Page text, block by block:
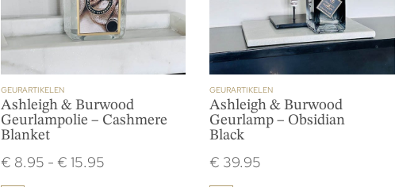
GEURARTIKELEN
Ashleigh & Burwood
Geurlampolie – Cashmere
Blanket
€ 8.95 - € 15.95
GEURARTIKELEN
Ashleigh & Burwood
Geurlamp – Obsidian
Black
€ 39.95